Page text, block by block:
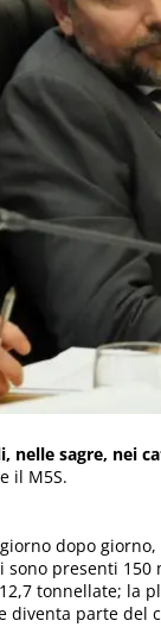
sagre, nei
il M5S.
dopo
presenti
tonnellate; la
parte del